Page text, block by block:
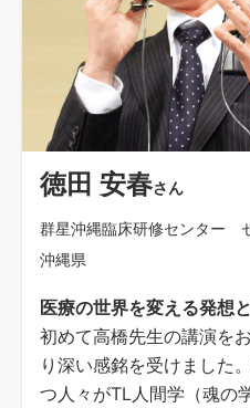
徳田 安春さん
群星沖縄臨床研修センター
沖縄県
医療の世界を変える発想
初めて高橋先生の講演を
り深い感銘を受けました
つ人々がTL人間学（魂の